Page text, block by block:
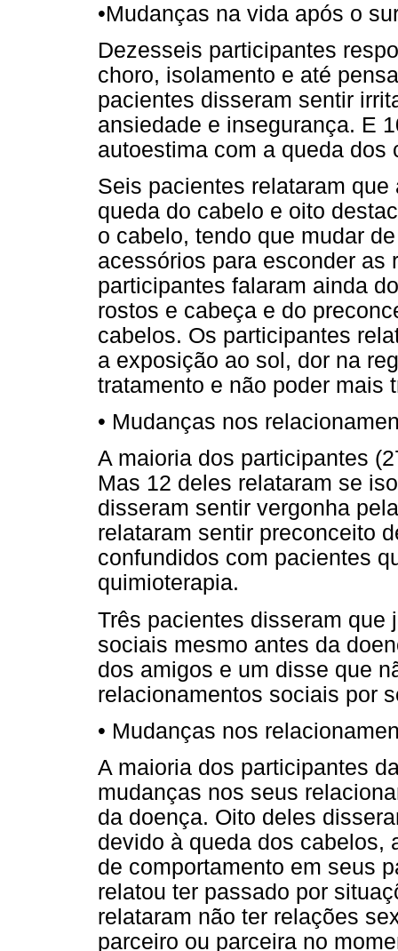
•Mudanças na vida após o
Dezesseis participantes
choro, isolamento e até
pacientes disseram sentir
ansiedade e insegurança. E
autoestima com a queda dos
Seis pacientes relataram
queda do cabelo e oito
o cabelo, tendo que mudar
acessórios para esconder as
participantes falaram ainda
rostos e cabeça e do
cabelos. Os participantes
a exposição ao sol, dor na
tratamento e não poder mais
• Mudanças nos
A maioria dos participantes
Mas 12 deles relataram se
disseram sentir vergonha
relataram sentir preconceito
confundidos com pacientes
quimioterapia.
Três pacientes disseram que
sociais mesmo antes da
dos amigos e um disse que
relacionamentos sociais por
• Mudanças nos
A maioria dos participantes
mudanças nos seus
da doença. Oito deles
devido à queda dos cabelos,
de comportamento em seus
relatou ter passado por
relataram não ter relações
parceiro ou parceira no